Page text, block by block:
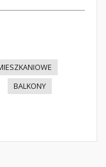
BALKONY